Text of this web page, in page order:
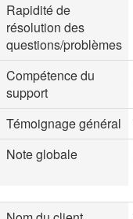
Rapidité de
résolution des
questions/problèmes
Compétence du
support
Témoignage général
Note globale